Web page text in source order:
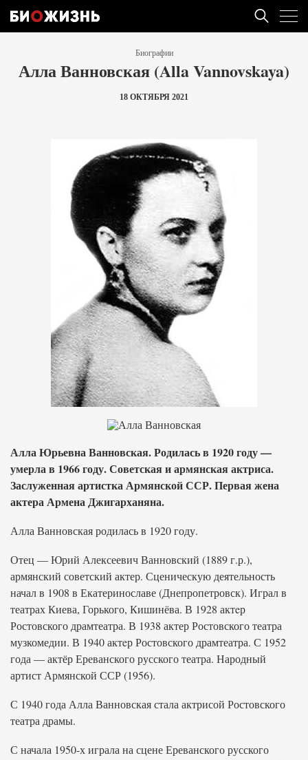
Биографии
Алла Ванновская (Alla Vannovskaya)
18 ОКТЯБРЯ 2021
Алла Юрьевна Ванновская. Родилась в 1920 году —
умерла в 1966 году. Советская и армянская актриса.
Заслуженная артистка Армянской ССР. Первая жена
актера Армена Джигарханяна.
Алла Ванновская родилась в 1920 году.
Отец — Юрий Алексеевич Ванновский (1889 г.р.),
армянский советский актер. Сценическую деятельность
начал в 1908 в Екатеринославе (Днепропетровск). Играл в
театрах Киева, Горького, Кишинёва. В 1928 актeр
Ростовского драмтеатра. В 1938 актер Ростовского театра
музкомедии. В 1940 актeр Ростовского драмтеатра. С 1952
года — актёр Ереванского русского театра. Народный
артист Армянской ССР (1956).
С 1940 года Алла Ванновская стала актрисой Ростовского
театра драмы.
С начала 1950-х играла на сцене Ереванского русского